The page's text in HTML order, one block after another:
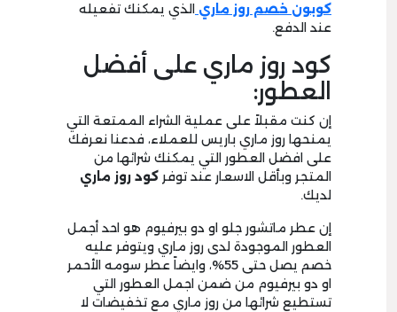
كوبون خصم روز ماري الذي يمكنك تفعيله
عند الدفع.
كود روز ماري على أفضل
العطور:
إن كنت مقبلاً على عملية الشراء الممتعة التي
يمنحها روز ماري باريس للعملاء، فدعنا نعرفك
على افضل العطور التي يمكنك شرائها من
المتجر وبأقل الاسعار عند توفر كود روز ماري
لديك.
إن عطر ماتشور جلو او دو بيرفيوم هو احد أجمل
العطور الموجودة لدى روز ماري ويتوفر عليه
خصم يصل حتى 55%، وايضاً عطر سومه الأحمر
او دو بيرفيوم من ضمن اجمل العطور التي
تستطيع شرائها من روز ماري مع تخفيضات لا